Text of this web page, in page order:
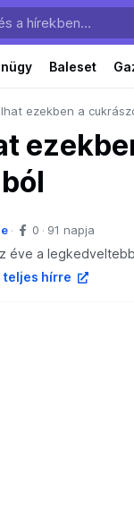
Baleset
ezekben a
0 91 napja
éve a
teljes hírre